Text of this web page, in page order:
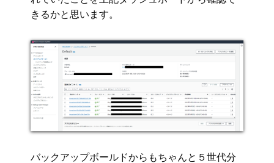
きるかと思います。
バックアップボールドからもちゃんと５世代分